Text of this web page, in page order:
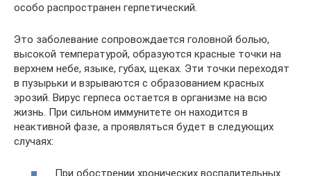
особо распространен герпетический.
Это заболевание сопровождается головной болью,
высокой температурой, образуются красные точки на
верхнем небе, языке, губах, щеках. Эти точки переходят
в пузырьки и взрываются с образованием красных
эрозий. Вирус герпеса остается в организме на всю
жизнь. При сильном иммунитете он находится в
неактивной фазе, а проявляться будет в следующих
случаях:
При обострении хронических воспалительных